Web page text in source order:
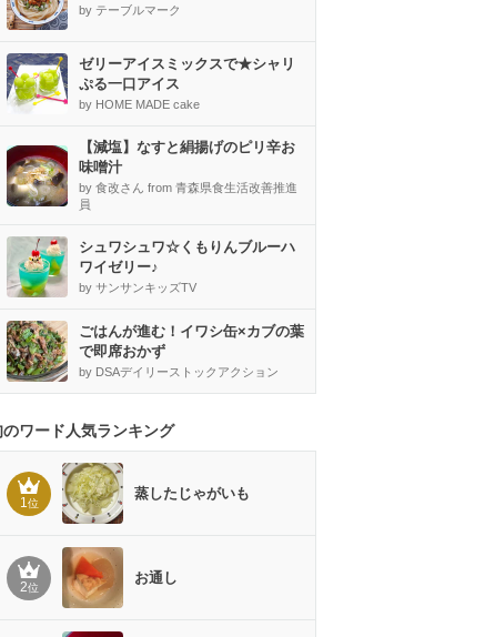
by テーブルマーク
ゼリーアイスミックスで★シャリ
ぷる一口アイス
by HOME MADE cake
【減塩】なすと絹揚げのピリ辛お
味噌汁
by 食改さん from 青森県食生活改善推進
員
シュワシュワ☆くもりんブルーハ
ワイゼリー♪
by サンサンキッズTV
ごはんが進む！イワシ缶×カブの葉
で即席おかず
by DSAデイリーストックアクション
のワード人気ランキング
1位
蒸したじゃがいも
2位
お通し